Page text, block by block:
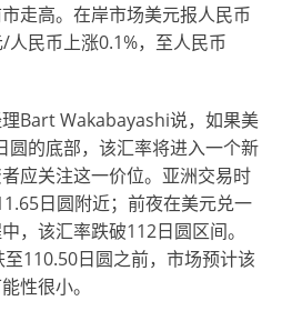
走高。在岸市场美元报人民币
民币上涨0.1%，至人民币
Bart Wakabayashi说，如果美
圆的底部，该汇率将进入一个新
应关注这一价位。亚洲交易时
日圆附近；前夜在美元兑一
，该汇率跌破112日圆区间。
110.50日圆之前，市场预计该
性很小。